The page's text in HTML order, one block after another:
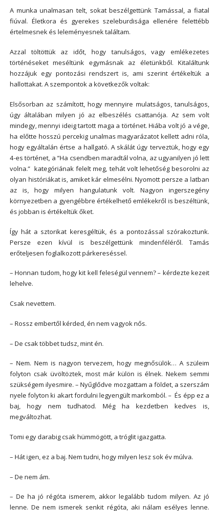
A munka unalmasan telt, sokat beszélgettünk Tamással, a fiatal
fiúval. Életkora és gyerekes szeleburdisága ellenére felettébb
értelmesnek és leleményesnek találtam.
Azzal töltöttük az időt, hogy tanulságos, vagy emlékezetes
történéseket meséltünk egymásnak az életünkből. Kitaláltunk
hozzájuk egy pontozási rendszert is, ami szerint értékeltük a
hallottakat. A szempontok a következők voltak:
Elsősorban az számított, hogy mennyire mulatságos, tanulságos,
úgy általában milyen jó az elbeszélés csattanója. Az sem volt
mindegy, mennyi ideig tartott maga a történet. Hiába volt jó a vége,
ha előtte hosszú percekig unalmas magyarázatot kellett adni róla,
hogy egyáltalán értse a hallgató. A skálát úgy terveztük, hogy egy
4-es történet, a “Ha csendben maradtál volna, az ugyanilyen jó lett
volna.” kategóriának felelt meg, tehát volt lehetőség besorolni az
olyan históriákat is, amiket kár elmesélni. Nyomott persze a latban
az is, hogy milyen hangulatunk volt. Nagyon ingerszegény
környezetben a gyengébbre értékelhető emlékekről is beszéltünk,
és jobban is értékeltük őket.
Így hát a sztorikat keresgéltük, és a pontozással szórakoztunk.
Persze ezen kívül is beszélgettünk mindenféléről. Tamás
erőteljesen foglalkozott párkereséssel.
– Honnan tudom, hogy kit kell feleségül vennem? – kérdezte kezeit
lehelve.
Csak nevettem.
– Rossz embertől kérded, én nem vagyok nős.
– De csak többet tudsz, mint én.
– Nem. Nem is nagyon tervezem, hogy megnősülök… A szüleim
folyton csak üvöltöztek, most már külön is élnek. Nekem semmi
szükségem ilyesmire. – Nyűglődve mozgattam a földet, a szerszám
nyele folyton ki akart fordulni legyengült markomból. – És épp ez a
baj, hogy nem tudhatod. Még ha kezdetben kedves is,
megváltozhat.
Tomi egy darabig csak hümmögött, a tróglit igazgatta.
– Hát igen, ez a baj. Nem tudni, hogy milyen lesz sok év múlva.
– De nem ám.
– De ha jó régóta ismerem, akkor legalább tudom milyen. Az jó
lenne. De nem ismerek senkit régóta, aki nálam esélyes lenne.